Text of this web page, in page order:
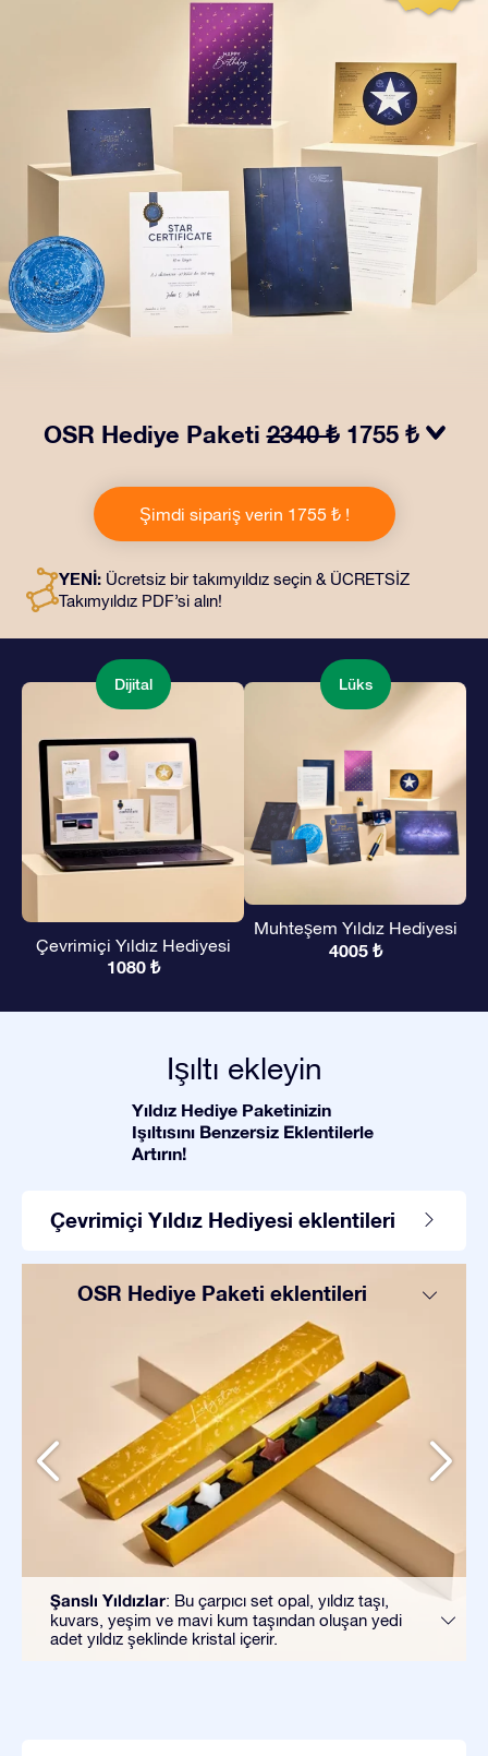
OSR Hediye Paketi2340 ₺ 1755 ₺
zarf içinde kişiye özel hazırlanan belgelerin seçtiğiniz
adrese teslimatı ile çevrimiçi belgeler ve uygulamalara
erişim imkanı bu pakete dahildir. Bu, arkadaşlarınıza ve
yoludur.
Şimdi sipariş verin 1755 ₺ !
YENİ: Ücretsiz bir takımyıldız seçin & ÜCRETSİZ
Takımyıldız PDF’si alın!
Dijital
Çevrimiçi Yıldız Hediyesi
1080 ₺
Lüks
Muhteşem Yıldız Hediyesi
4005 ₺
Işıltı ekleyin
Yıldız Hediye Paketinizin
Işıltısını Benzersiz Eklentilerle
Artırın!
Çevrimiçi Yıldız Hediyesi eklentileri
OSR Hediye Paketi eklentileri
Şanslı Yıldızlar: Bu çarpıcı set opal, yıldız taşı,
kuvars, yeşim ve mavi kum taşından oluşan yedi
adet yıldız şeklinde kristal içerir.